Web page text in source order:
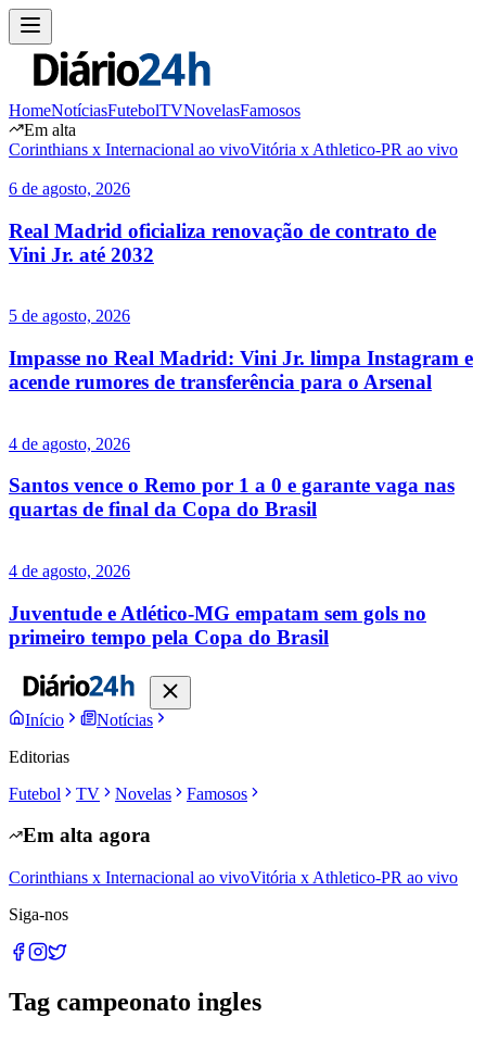
HomeNotíciasFutebolTVNovelasFamosos
Em alta
Corinthians x Internacional ao vivoVitória x Athletico-PR ao vivo
6 de agosto, 2026
Real Madrid oficializa renovação de contrato de
Vini Jr. até 2032
5 de agosto, 2026
Impasse no Real Madrid: Vini Jr. limpa Instagram e
acende rumores de transferência para o Arsenal
4 de agosto, 2026
Santos vence o Remo por 1 a 0 e garante vaga nas
quartas de final da Copa do Brasil
4 de agosto, 2026
Juventude e Atlético-MG empatam sem gols no
primeiro tempo pela Copa do Brasil
Início
Notícias
Editorias
Futebol
TV Novelas Famosos
Em alta agora
Corinthians x Internacional ao vivoVitória x Athletico-PR ao vivo
Siga-nos
Tag campeonato ingles